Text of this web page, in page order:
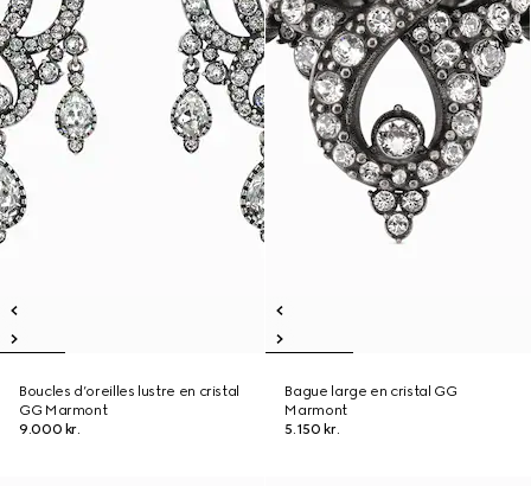
Boucles d’oreilles lustre en cristal
GG Marmont
9.000 kr.
Bague large en cristal GG
Marmont
5.150 kr.